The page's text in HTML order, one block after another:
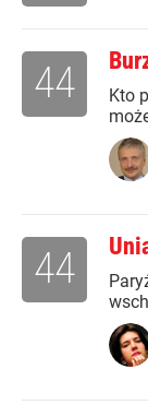
Kto
44
44